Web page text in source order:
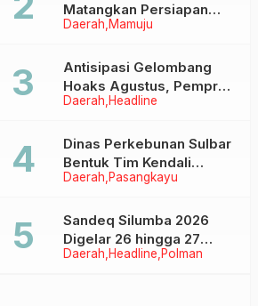
Daerah Mamuju
Matangkan Persiapan
HUT Ke-81 RI, Puncak
Ahmad Kirang
Daerah Headline
Antisipasi Gelombang
Hoaks Agustus, Pemprov
Sulbar Ajak Warga Jaga
Daerah Pasangkayu
Dinas Perkebunan Sulbar
Bentuk Tim Kendali
Internal ICS untuk Dukung
di Pasangkayu
Daerah Headline Polman
Sandeq Silumba 2026
Digelar 26 hingga 27
September, Rangkaian